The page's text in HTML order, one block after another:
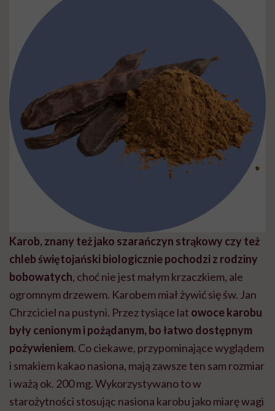
Karob, znany też jako szarańczyn strąkowy czy też
chleb świętojański biologicznie pochodzi z rodziny
bobowatych, choć nie jest małym krzaczkiem, ale
ogromnym drzewem. Karobem miał żywić się św. Jan
Chrzciciel na pustyni. Przez tysiące lat owoce karobu
były cenionym i pożądanym, bo łatwo dostępnym
pożywieniem. Co ciekawe, przypominające wyglądem
i smakiem kakao nasiona, mają zawsze ten sam rozmiar
i ważą ok. 200 mg. Wykorzystywano to w
starożytności stosując nasiona karobu jako miarę wagi